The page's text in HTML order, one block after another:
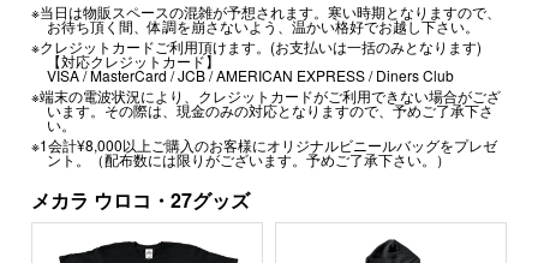
※当日は物販スペースの混雑が予想されます。寒い時期となりますので、
お待ち頂く間、体調を崩さないよう、温かい格好でお越し下さい。
※クレジットカードご利用頂けます。(お支払いは一括のみとなります)
【対応クレジットカード】
VISA / MasterCard / JCB / AMERICAN EXPRESS / Diners Club
※端末の電波状況により、クレジットカードがご利用できない場合がござ
います。その際は、現金のみの対応となりますので、予めご了承下さ
い。
※1会計¥8,000以上ご購入のお客様にオリジナルビニールバッグをプレゼ
ント。（配布数には限りがございます。予めご了承下さい。）
メカラ ウロコ・27グッズ